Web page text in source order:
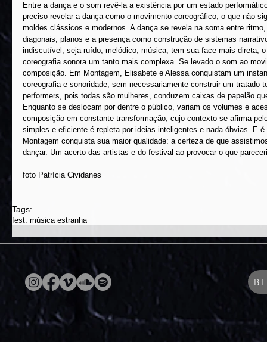
Entre a dança e o som revê-la a existência por um estado
preciso revelar a dança como o movimento coreográfico, o que não
moldes clássicos e modernos. A dança se revela na soma entre
diagonais, planos e a presença como construção de sistemas
indiscutível, seja ruído, melódico, música, tem sua face mais direta,
coreografia sonora um tanto mais complexa. Se levado o som ao
composição. Em Montagem, Elisabete e Alessa conquistam um
coreografia e sonoridade, sem necessariamente construir um
performers, pois todas são mulheres, conduzem caixas de papelão
Enquanto se deslocam por dentre o público, variam os volumes e
composição em constante transformação, cujo contexto se afirma
simples e eficiente é repleta por ideias inteligentes e nada óbvias. E
Montagem conquista sua maior qualidade: a certeza de que
dançar. Um acerto das artistas e do festival ao provocar o que
foto Patrícia Cividanes
Tags:
fest. música estranha